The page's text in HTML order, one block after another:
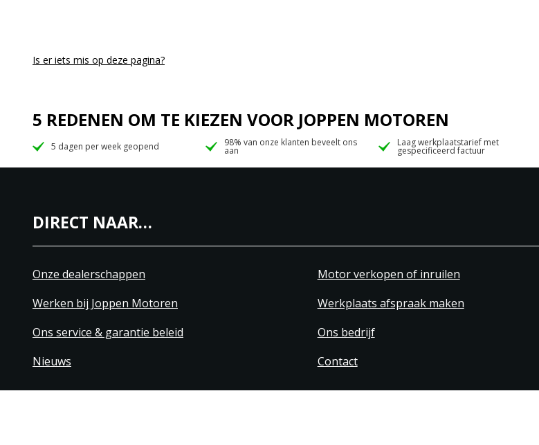
Is er iets mis op deze pagina?
5 REDENEN OM TE KIEZEN VOOR JOPPEN MOTOREN
5 dagen per week geopend 98% van onze klanten beveelt ons
aan
Laag werkplaatstarief met
gespecificeerd factuur
DIRECT NAAR…
Onze dealerschappen
Motor verkopen of inruilen
Werken bij Joppen Motoren
Werkplaats afspraak maken
Ons service & garantie beleid
Ons bedrijf
Nieuws
Contact